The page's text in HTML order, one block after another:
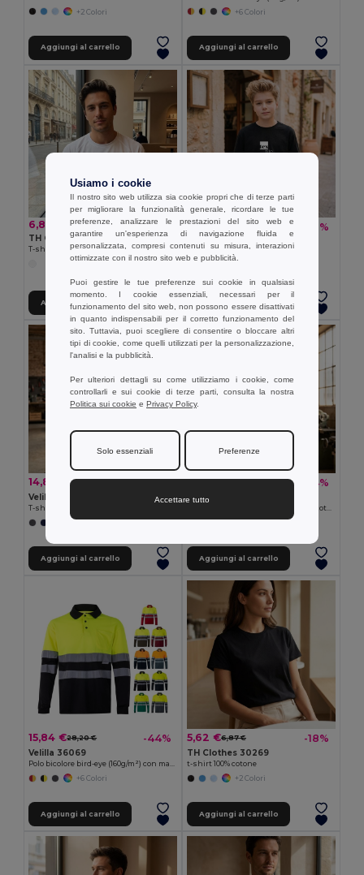
+2 Colori
Aggiungi al carrello
+6 Colori
Aggiungi al carrello
6,89 €
TH Clothes 30274
T-shirt tecnica
Aggiungi al carrello
5,82 € 6,95 € -16%
TH Clothes 30311
Maglietta a maniche lunghe
Aggiungi al carrello
14,86 € 23,37 € -36%
Velilla 36093
Aggiungi al carrello
20,52 € -44%
Velilla 36096
T-shirt bicolore piqué (150g/m²), in cotone (55%) e poliestere (45%)
Aggiungi al carrello
15,84 €28,20 € -44%
Velilla 36069
Polo bicolore bird-eye (160g/m²) con maniche lunghe, in poliestere (100%)
+6 Colori
Aggiungi al carrello
5,62 €6,87 € -18%
TH Clothes 30269
t-shirt 100% cotone
+2 Colori
Aggiungi al carrello
Usiamo i cookie
Il nostro sito web utilizza sia cookie propri che di terze parti
per migliorare la funzionalità generale, ricordare le tue
preferenze, analizzare le prestazioni del sito web e
garantire un'esperienza di navigazione fluida e
personalizzata, compresi contenuti su misura, interazioni
ottimizzate con il nostro sito web e pubblicità.
Puoi gestire le tue preferenze sui cookie in qualsiasi
momento. I cookie essenziali, necessari per il
funzionamento del sito web, non possono essere disattivati
in quanto indispensabili per il corretto funzionamento del
sito. Tuttavia, puoi scegliere di consentire o bloccare altri
tipi di cookie, come quelli utilizzati per la personalizzazione,
l'analisi e la pubblicità.
Per ulteriori dettagli su come utilizziamo i cookie, come
controllarli e sui cookie di terze parti, consulta la nostra
Politica sui cookie e Privacy Policy.
Solo essenziali Preferenze
Accettare tutto